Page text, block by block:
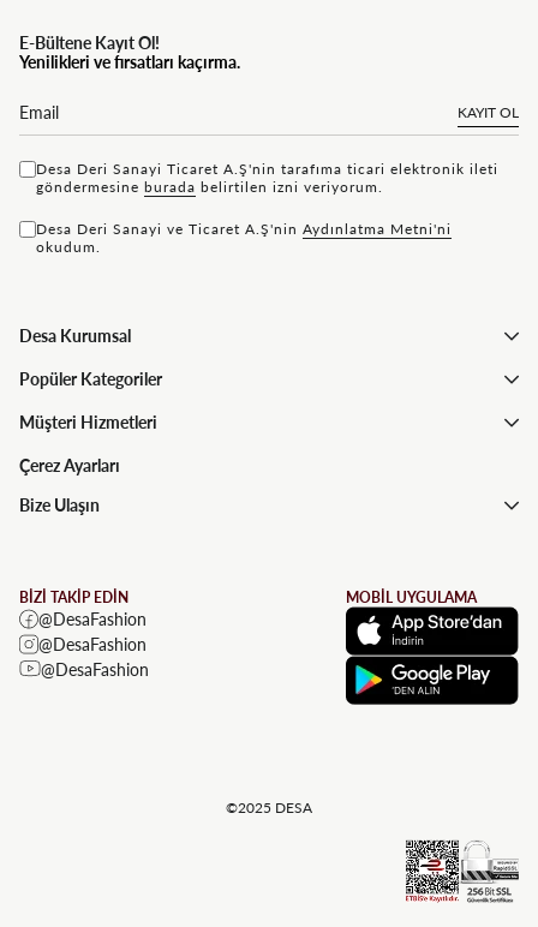
E-Bültene Kayıt Ol!
Yenilikleri ve fırsatları kaçırma.
KAYIT OL
Desa Deri Sanayi Ticaret A.Ş'nin tarafıma ticari elektronik ileti
göndermesine bu rada belirtilen izni veriyorum.
Desa Deri Sanayi ve Ticaret A.Ş'nin Aydınlatma Metni'ni
okudum.
Desa Kurumsal
Popüler Kategoriler
Müşteri Hizmetleri
Çerez Ayarları
Bize Ulaşın
BİZİ TAKİP EDİN
@DesaFashion
@DesaFashion
@DesaFashion
MOBİL UYGULAMA
©2025 DESA